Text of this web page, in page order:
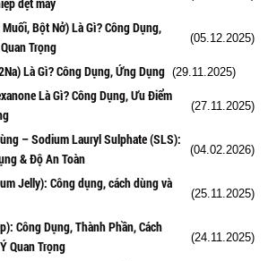
Bột Nở) Là Gì? Công Dụng,
Trọng
(05.12.2025)
Là Gì? Công Dụng, Ứng Dụng (29.11.2025)
Là Gì? Công Dụng, Ưu Điểm
(27.11.2025)
– Sodium Lauryl Sulphate (SLS):
& Độ An Toàn
(04.02.2026)
Jelly): Công dụng, cách dùng và
(25.11.2025)
Công Dụng, Thành Phần, Cách
Quan Trọng
(24.11.2025)